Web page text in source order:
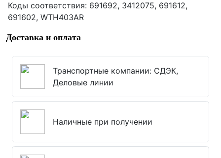
Коды соответствия: 691692, 3412075, 691612,
691602, WTH403AR
Доставка и оплата
Транспортные компании: СДЭК,
Деловые линии
Наличные при получении